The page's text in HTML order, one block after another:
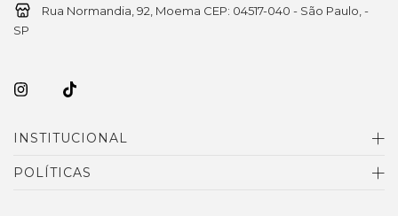
Rua Normandia, 92, Moema CEP: 04517-040 - São Paulo, -
SP
INSTITUCIONAL
POLÍTICAS